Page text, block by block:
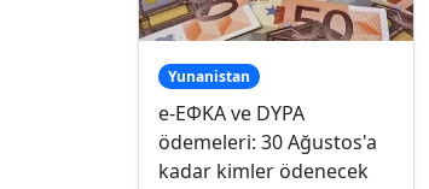
Yunanistan
e-ΕΦΚΑ ve DYPA
ödemeleri: 30 Ağustos'a
kadar kimler ödenecek